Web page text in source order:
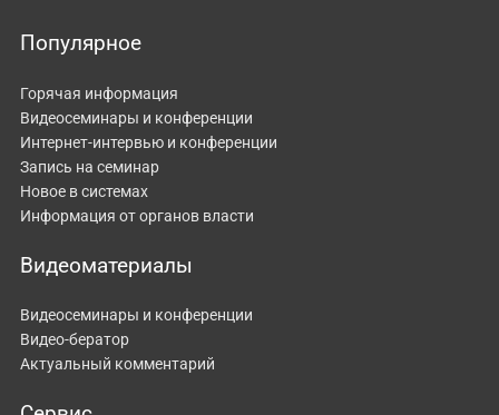
Популярное
Горячая информация
Видеосеминары и конференции
Интернет-интервью и конференции
Запись на семинар
Новое в системах
Информация от органов власти
Видеоматериалы
Видеосеминары и конференции
Видео-бератор
Актуальный комментарий